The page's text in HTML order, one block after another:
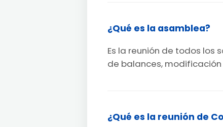
¿Qué es la asamblea?
Es la reunión de todos
de balances,
¿Qué es la reunión de